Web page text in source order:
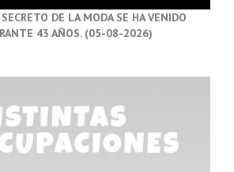
SECRETO DE LA MODA SE HA VENIDO
43 AÑOS. (05-08-2026)